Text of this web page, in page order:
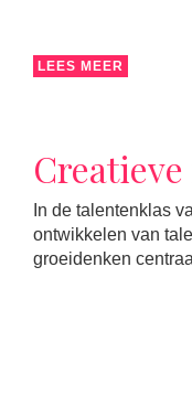
LEES MEER
In de talentenklas
ontwikkelen van
groeidenken